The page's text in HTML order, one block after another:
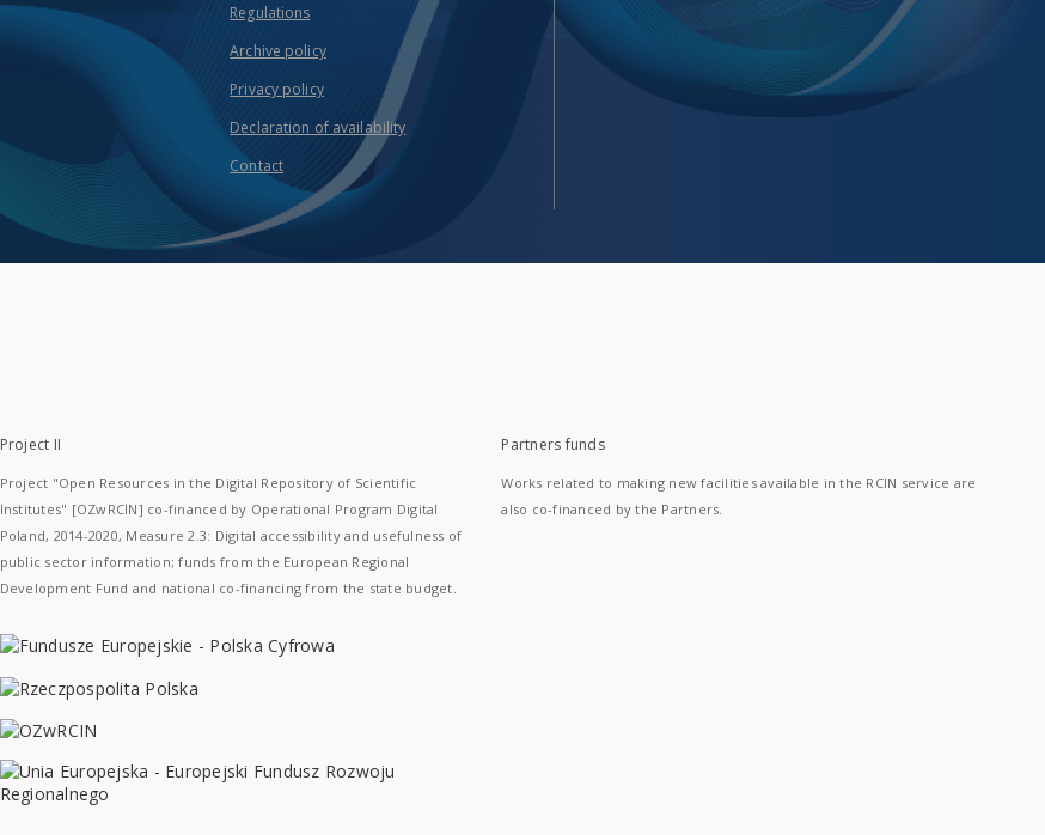
Regulations
Archive policy
Privacy policy
Declaration of availability
Contact
Project II
Project "Open Resources in the Digital Repository of Scientific
Institutes" [OZwRCIN] co-financed by Operational Program Digital
Poland, 2014-2020, Measure 2.3: Digital accessibility and usefulness of
public sector information; funds from the European Regional
Development Fund and national co-financing from the state budget.
Partners funds
Works related to making new facilities available in the RCIN service are
also co-financed by the Partners.